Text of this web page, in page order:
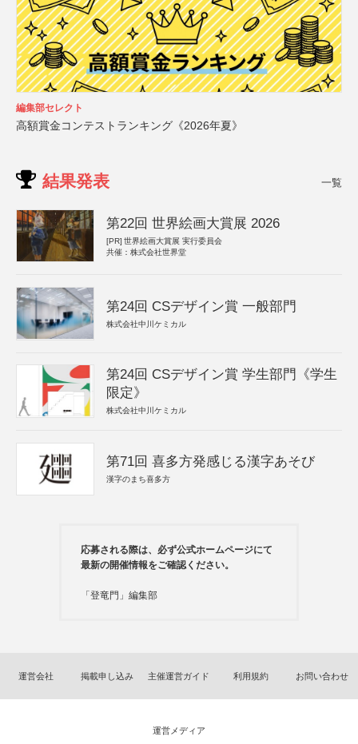
編集部セレクト
高額賞金コンテストランキング《2026年夏》
結果発表 一覧
第22回 世界絵画大賞展 2026
[PR] 世界絵画大賞展 実行委員会
共催：株式会社世界堂
第24回 CSデザイン賞 一般部門
株式会社中川ケミカル
第24回 CSデザイン賞 学生部門《学生
限定》
株式会社中川ケミカル
第71回 喜多方発感じる漢字あそび
漢字のまち喜多方
応募される際は、必ず公式ホームページにて
最新の開催情報をご確認ください。
「登竜門」編集部
運営会社 掲載申し込み 主催運営ガイド 利用規約 お問い合わせ
運営メディア